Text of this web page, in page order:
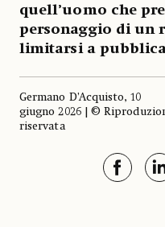
quell’uomo che
personaggio di un
limitarsi a
Germano D’Acquisto, 10
giugno 2026 | ©
riservata